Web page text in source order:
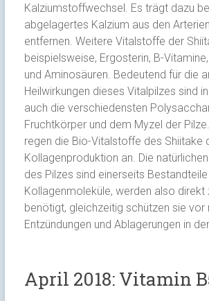
Kalziumstoffwechsel. Es trägt dazu
abgelagertes Kalzium aus den
entfernen. Weitere Vitalstoffe der
beispielsweise, Ergosterin, B-
und Aminosäuren. Bedeutend für die
Heilwirkungen dieses Vitalpilzes sind
auch die verschiedensten
Fruchtkörper und dem Myzel der
regen die Bio-Vitalstoffe des Shiitake
Kollagenproduktion an. Die
des Pilzes sind einerseits
Kollagenmoleküle, werden also direkt
benötigt, gleichzeitig schützen sie vor
Entzündungen und Ablagerungen in
April 2018: Vitamin